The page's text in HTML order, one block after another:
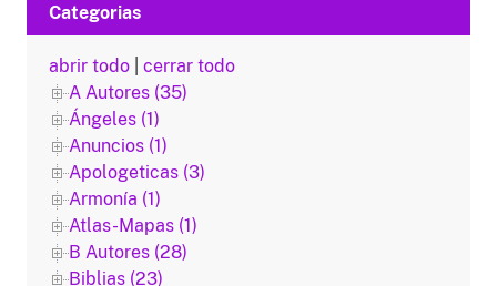
Categorias
abrir todo
cerrar todo
A Autores (35)
Ángeles (1)
Anuncios (1)
Apologeticas (3)
Armonía (1)
Atlas-Mapas (1)
B Autores (28)
Biblias (23)